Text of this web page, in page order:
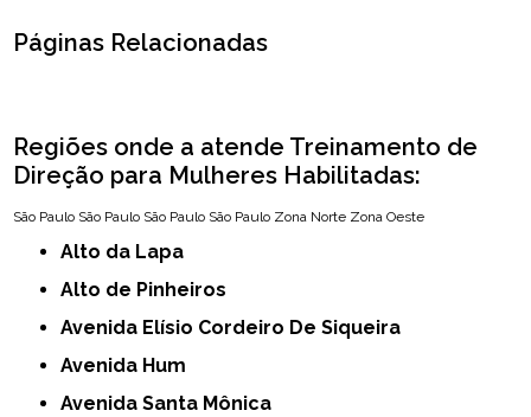
Páginas Relacionadas
Regiões onde a atende Treinamento de
Direção para Mulheres Habilitadas:
São Paulo São Paulo São Paulo São Paulo Zona Norte Zona Oeste
Alto da Lapa
Alto de Pinheiros
Avenida Elísio Cordeiro De Siqueira
Avenida Hum
Avenida Santa Mônica